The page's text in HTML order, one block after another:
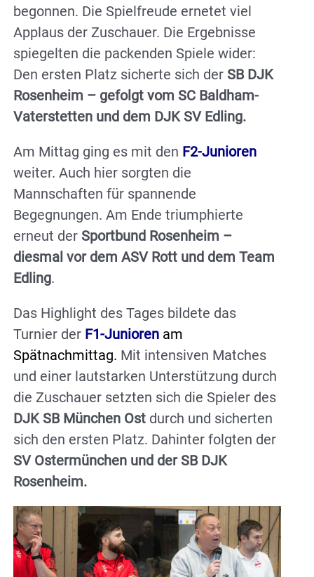
begonnen. Die Spielfreude ernetet viel
Applaus der Zuschauer. Die Ergebnisse
spiegelten die packenden Spiele wider:
Den ersten Platz sicherte sich der SB DJK
Rosenheim – gefolgt vom SC Baldham-
Vaterstetten und dem DJK SV Edling.
Am Mittag ging es mit den F2-Junioren
weiter. Auch hier sorgten die
Mannschaften für spannende
Begegnungen. Am Ende triumphierte
erneut der Sportbund Rosenheim –
diesmal vor dem ASV Rott und dem Team
Edling.
Das Highlight des Tages bildete das
Turnier der F1-Junioren am
Spätnachmittag. Mit intensiven Matches
und einer lautstarken Unterstützung durch
die Zuschauer setzten sich die Spieler des
DJK SB München Ost durch und sicherten
sich den ersten Platz. Dahinter folgten der
SV Ostermünchen und der SB DJK
Rosenheim.